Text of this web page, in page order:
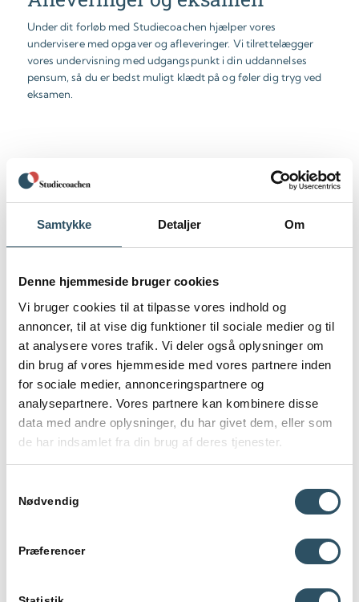
Samtykke Detaljer Om
Denne hjemmeside bruger cookies
Vi bruger cookies til at tilpasse vores indhold og
annoncer, til at vise dig funktioner til sociale medier og til
at analysere vores trafik. Vi deler også oplysninger om
din brug af vores hjemmeside med vores partnere inden
for sociale medier, annonceringspartnere og
analysepartnere. Vores partnere kan kombinere disse
data med andre oplysninger, du har givet dem, eller som
de har indsamlet fra din brug af deres tjenester.
Nødvendig
Præferencer
Under dit forløb med Studiecoachen hjælper vores
undervisere med opgaver og afleveringer. Vi tilrettelægger
vores undervisning med udgangspunkt i din uddannelses
pensum, så du er bedst muligt klædt på og føler dig tryg ved
eksamen.
medgiver hermed min varmeste andbefaling”
Om vores
undervisere
Studiecoachensunderviserehar en anerkendende tilgang til
læring, hvor dit behov altid er i fokus. Undervisningen
afkode, hvilke læringsmetoder, der passer bedst til dig. Vores
undervisere har selv siddet som censorer på de gymnasiale
elev.